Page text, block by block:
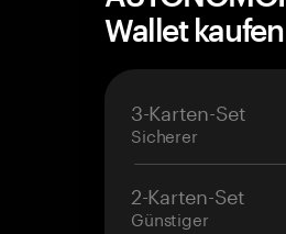
Wallet
3-Karten-Set
Sicherer
2-Karten-Set
Günstiger